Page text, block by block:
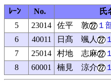
ﾚｰﾝ No. 氏
5
23014 佐平 敦 １
6
40011 日髙 颯人
7
25014 村地 志麻
8
60001 楠見 涼介